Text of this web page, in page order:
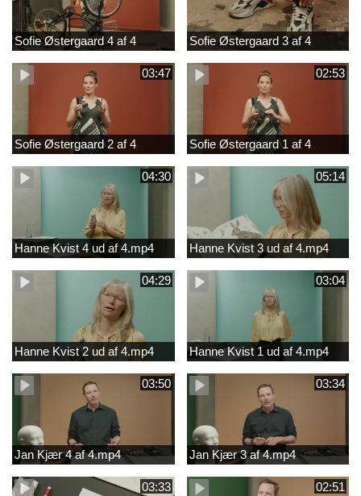
Sofie Østergaard 4 af 4 Sofie Østergaard 3 af 4
03:47
Sofie Østergaard 2 af 4
02:53
Sofie Østergaard 1 af 4
04:30
Hanne Kvist 4 ud af 4.mp4
05:14
Hanne Kvist 3 ud af 4.mp4
04:29
Hanne Kvist 2 ud af 4.mp4
03:04
Hanne Kvist 1 ud af 4.mp4
03:50
Jan Kjær 4 af 4.mp4
03:34
Jan Kjær 3 af 4.mp4
03:33 02:51